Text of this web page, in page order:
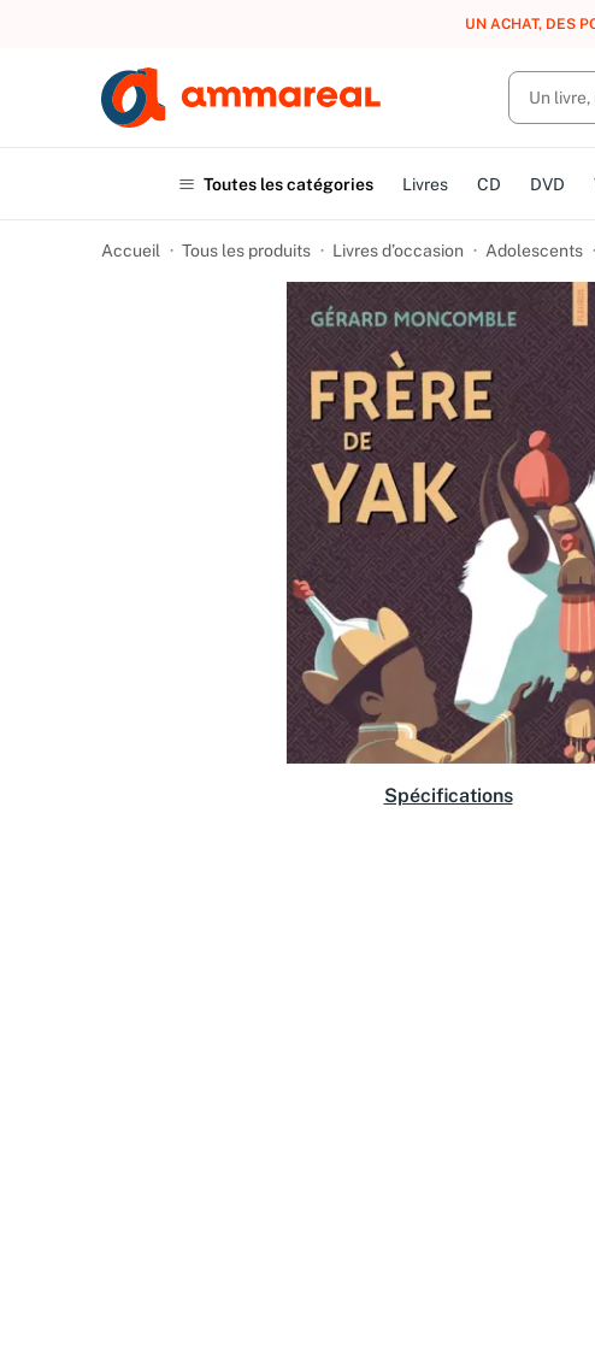
UN ACHAT, DES
Toutes les catégories Livres CD DVD
Accueil Tous les produits Livres d’occasion Adolescents
Spécifications